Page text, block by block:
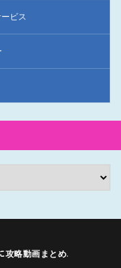
ビス
攻略動画まとめ.